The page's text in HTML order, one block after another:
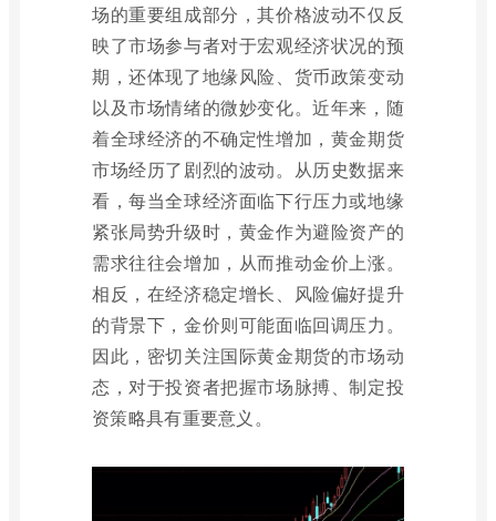
场的重要组成部分，其价格波动不仅反
映了市场参与者对于宏观经济状况的预
期，还体现了地缘风险、货币政策变动
以及市场情绪的微妙变化。近年来，随
着全球经济的不确定性增加，黄金期货
市场经历了剧烈的波动。从历史数据来
看，每当全球经济面临下行压力或地缘
紧张局势升级时，黄金作为避险资产的
需求往往会增加，从而推动金价上涨。
相反，在经济稳定增长、风险偏好提升
的背景下，金价则可能面临回调压力。
因此，密切关注国际黄金期货的市场动
态，对于投资者把握市场脉搏、制定投
资策略具有重要意义。